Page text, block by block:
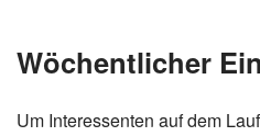
Wöchentlicher
Um Interessenten auf dem